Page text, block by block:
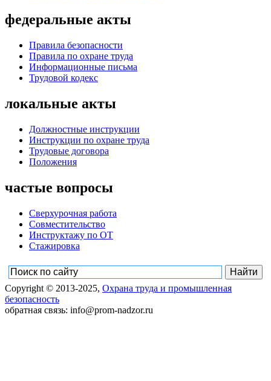
федеральные акты
Правила безопасности
Правила по охране труда
Информационные письма
Трудовой кодекс
локальные акты
Должностные инструкции
Инструкции по охране труда
Трудовые договора
Положения
частые вопросы
Сверхурочная работа
Совместительство
Инструктажу по ОТ
Стажировка
Copyright © 2013-2025, Охрана труда и промышленная
безопасность
обратная связь: info@prom-nadzor.ru